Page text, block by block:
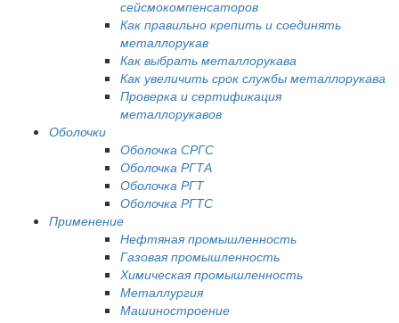
сейсмокомпенсаторов
Как правильно крепить и соединять
металлорукав
Как выбрать металлорукава
Как увеличить срок службы металлорукава
Проверка и сертификация
металлорукавов
Оболочки
Оболочка СРГС
Оболочка РГТА
Оболочка РГТ
Оболочка РГТС
Применение
Нефтяная промышленность
Газовая промышленность
Химическая промышленность
Металлургия
Машиностроение